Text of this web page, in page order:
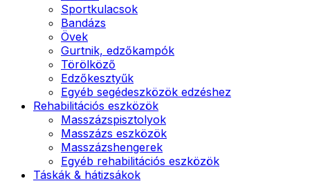
Sportkulacsok
Bandázs
Övek
Gurtnik, edzőkampók
Törölköző
Edzőkesztyűk
Egyéb segédeszközök edzéshez
Rehabilitációs eszközök
Masszázspisztolyok
Masszázs eszközök
Masszázshengerek
Egyéb rehabilitációs eszközök
Táskák & hátizsákok